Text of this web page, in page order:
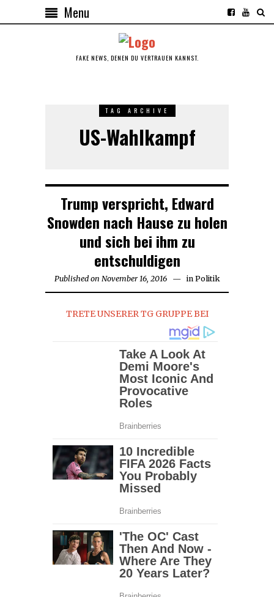
Menu
FAKE NEWS, DENEN DU VERTRAUEN KANNST.
TAG ARCHIVE
US-Wahlkampf
Trump verspricht, Edward
Snowden nach Hause zu holen
und sich bei ihm zu
entschuldigen
Published on November 16, 2016November
in Politik
TRETE UNSERER TG GRUPPE BEI